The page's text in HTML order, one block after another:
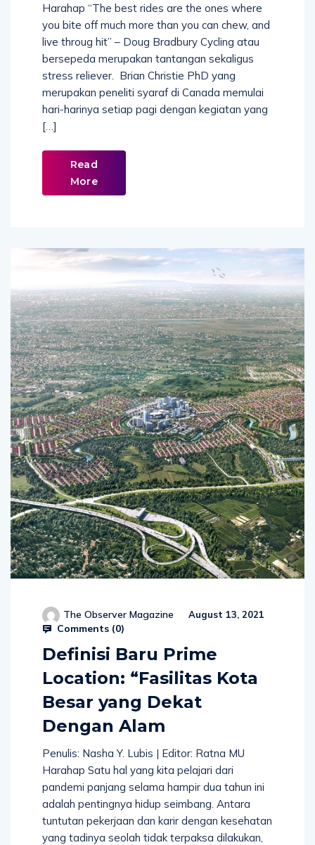
Harahap “The best rides are the ones where
you bite off much more than you can chew, and
live throug hit” – Doug Bradbury Cycling atau
bersepeda merupakan tantangan sekaligus
stress reliever. Brian Christie PhD yang
merupakan peneliti syaraf di Canada memulai
hari-harinya setiap pagi dengan kegiatan yang
[…]
Read
More
The Observer Magazine August 13, 2021
Comments (0)
Definisi Baru Prime
Location: “Fasilitas Kota
Besar yang Dekat
Dengan Alam
Penulis: Nasha Y. Lubis | Editor: Ratna MU
Harahap Satu hal yang kita pelajari dari
pandemi panjang selama hampir dua tahun ini
adalah pentingnya hidup seimbang. Antara
tuntutan pekerjaan dan karir dengan kesehatan
yang tadinya seolah tidak terpaksa dilakukan,